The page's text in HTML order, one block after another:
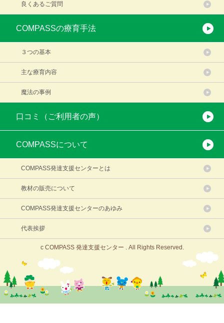
良くあるご質問
COMPASSの療育手法
３つの基本
主な療育内容
魔法の事例
口コミ（ご利用者の声）
COMPASSについて
COMPASS発達支援センターとは
教材の販売について
COMPASS発達支援センターのあゆみ
代表挨拶
c COMPASS 発達支援センター . All Rights Reserved.